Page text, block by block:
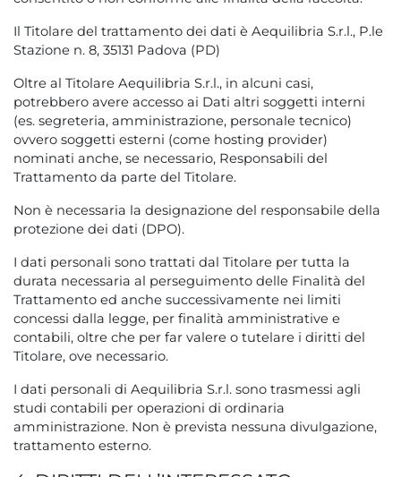
Il Titolare del trattamento dei dati è Aequilibria S.r.l., P.le
Stazione n. 8, 35131 Padova (PD)
Oltre al Titolare Aequilibria S.r.l., in alcuni casi,
potrebbero avere accesso ai Dati altri soggetti interni
(es. segreteria, amministrazione, personale tecnico)
ovvero soggetti esterni (come hosting provider)
nominati anche, se necessario, Responsabili del
Trattamento da parte del Titolare.
Non è necessaria la designazione del responsabile della
protezione dei dati (DPO).
I dati personali sono trattati dal Titolare per tutta la
durata necessaria al perseguimento delle Finalità del
Trattamento ed anche successivamente nei limiti
concessi dalla legge, per finalità amministrative e
contabili, oltre che per far valere o tutelare i diritti del
Titolare, ove necessario.
I dati personali di Aequilibria S.r.l. sono trasmessi agli
studi contabili per operazioni di ordinaria
amministrazione. Non è prevista nessuna divulgazione,
trattamento esterno.